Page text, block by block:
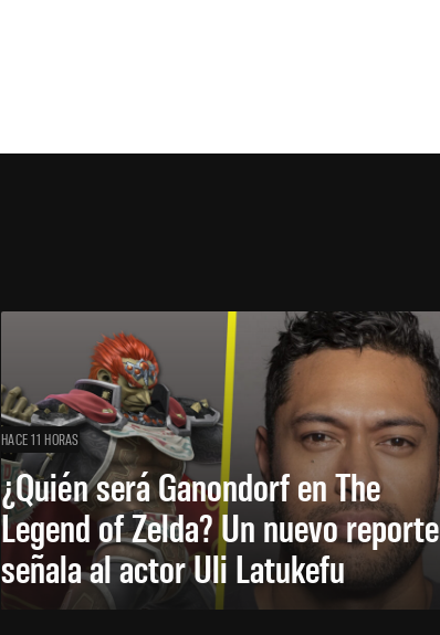
HACE 11 HORAS
¿Quién será Ganondorf en The
Legend of Zelda? Un nuevo reporte
señala al actor Uli Latukefu